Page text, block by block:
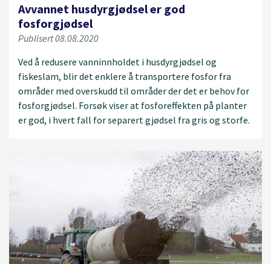
Avvannet husdyrgjødsel er god
fosforgjødsel
Publisert 08.08.2020
Ved å redusere vanninnholdet i husdyrgjødsel og
fiskeslam, blir det enklere å transportere fosfor fra
områder med overskudd til områder der det er behov for
fosforgjødsel. Forsøk viser at fosforeffekten på planter
er god, i hvert fall for separert gjødsel fra gris og storfe.